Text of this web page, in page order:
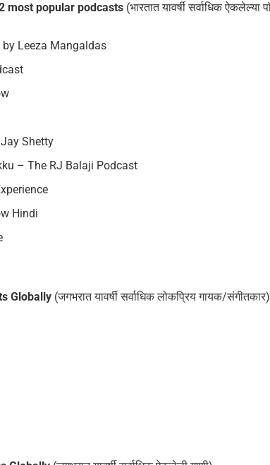
most popular podcasts (भारतात यावर्षी सर्वाधिक ऐकलेल्या
Leeza Mangaldas
Shetty
– The RJ Balaji Podcast
Hindi
Globally (जगभरात यावर्षी सर्वाधिक लोकप्रिय गायक/संगीतकार)